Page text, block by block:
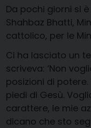
Da pochi giorni si
Shahbaz Bhatti,
cattolico, per le
Ci ha lasciato un
scriveva: ‘Non
posizioni di
piedi di Gesù.
carattere, le mie
dicano che sto